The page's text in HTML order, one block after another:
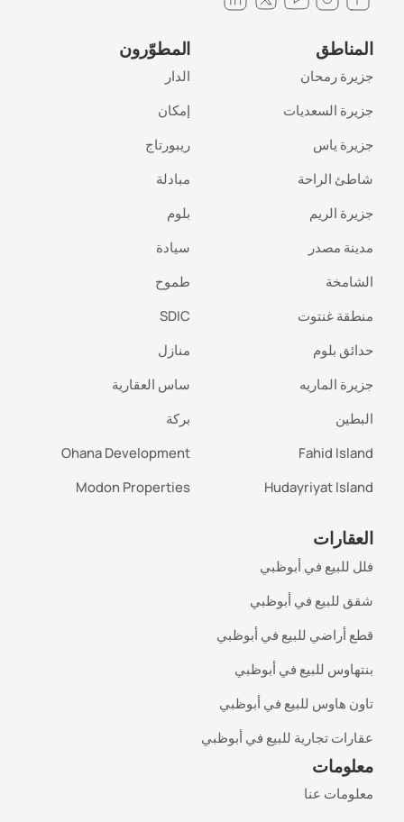
المناطق
جزيرة رمحان
جزيرة السعديات
جزيرة ياس
شاطئ الراحة
جزيرة الريم
مدينة مصدر
الشامخة
منطقة غنتوت
حدائق بلوم
جزيرة الماريه
البطين
Fahid Island
Hudayriyat Island
المطوّرون
الدار
إمكان
ريبورتاج
مبادلة
بلوم
سيادة
طموح
SDIC
منازل
ساس العقارية
بركة
Ohana Development
Modon Properties
العقارات
فلل للبيع في أبوظبي
شقق للبيع في أبوظبي
قطع أراضي للبيع في أبوظبي
بنتهاوس للبيع في أبوظبي
تاون هاوس للبيع في أبوظبي
عقارات تجارية للبيع في أبوظبي
معلومات
معلومات عنا